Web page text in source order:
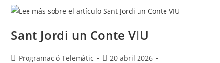
Sant Jordi un Conte VIU
Programació Telemàtic
20 abril 2026